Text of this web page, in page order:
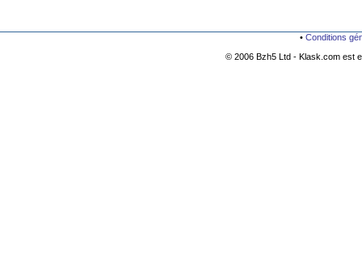
• Conditions
© 2006 Bzh5 Ltd - Klask.com est